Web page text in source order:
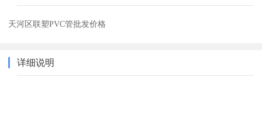
天河区联塑PVC管批发价格
详细说明